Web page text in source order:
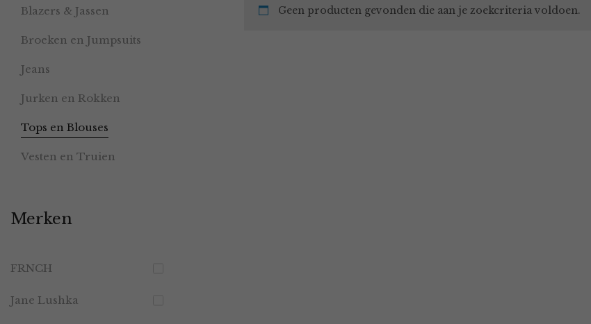
Geen producten gevonden die aan je zoekcriteria voldoen.
Blazers & Jassen
Broeken en Jumpsuits
Jeans
Jurken en Rokken
Tops en Blouses
Vesten en Truien
Merken
FRNCH
Jane Lushka